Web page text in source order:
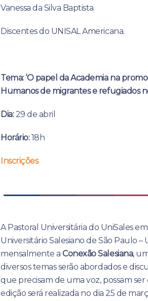
Vanessa da Silva Baptista
Discentes do UNISAL Americana.
Tema: ‘O papel da Academia na
Humanos de migrantes e refugiados
Dia:29 de abril
Horário:18h
Inscrições
A Pastoral Universitária do UniSales
Universitário Salesiano de São Paulo
mensalmente aConexão Salesiana,
diversos temas serão abordados e
que precisam de uma voz, possam ser
edição será realizada no dia 25 de